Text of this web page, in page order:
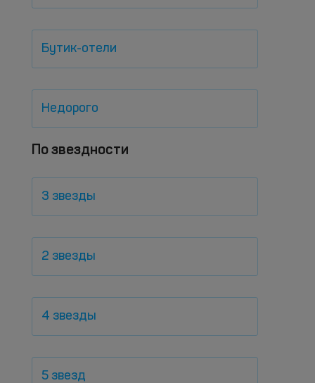
Бутик-отели
Недорого
По звездности
3 звезды
2 звезды
4 звезды
5 звезд